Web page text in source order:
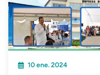
10 ene. 2024